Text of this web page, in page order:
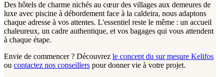
Des hôtels de charme nichés au cœur des villages aux demeures de
luxe avec piscine à débordement face à la caldeira, nous adaptons
chaque adresse à vos attentes. L'essentiel reste le même : un accueil
chaleureux, un cadre authentique, et vos bagages qui vous attendent
à chaque étape.
Envie de commencer ? Découvrez le concept du sur mesure Kelifos
ou contactez nos conseillers pour donner vie à votre projet.